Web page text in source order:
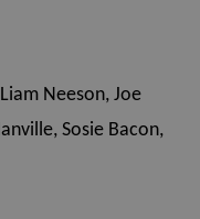
Neeson, Joe
Sosie Bacon,